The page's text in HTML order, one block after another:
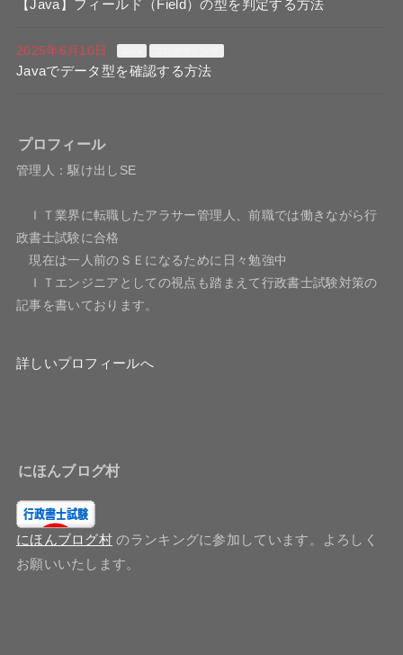
【Java】フィールド（Field）の型を判定する方法
2025年6月10日
Javaでデータ型を確認する方法
プロフィール
管理人：駆け出しSE
ＩＴ業界に転職したアラサー管理人、前職では働きながら行
政書士試験に合格
現在は一人前のＳＥになるために日々勉強中
ＩＴエンジニアとしての視点も踏まえて行政書士試験対策の
記事を書いております。
詳しいプロフィールへ
にほんブログ村
にほんブログ村 のランキングに参加しています。よろしく
お願いいたします。